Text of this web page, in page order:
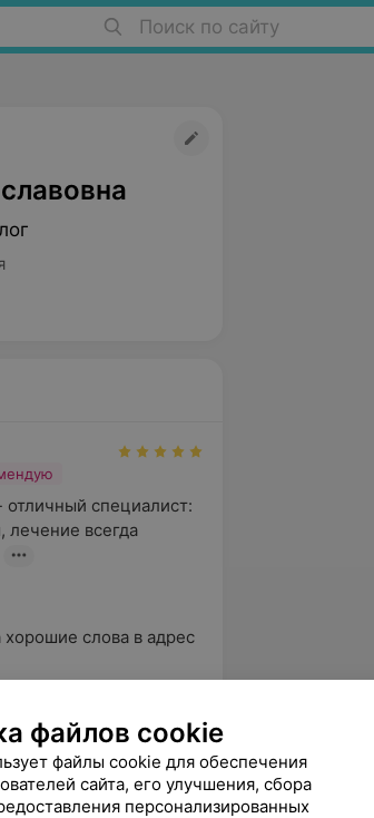
Поиск по сайту
отличный специалист:
лечение всегда
слова в адрес
Только в
Здота,
файлов cookie
файлы cookie для обеспечения
сайта, его улучшения, сбора
персонализированных